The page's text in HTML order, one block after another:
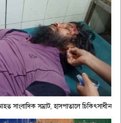
সাংবাদিক সম্রাট, হাসপাতালে চিকিৎসাধীন